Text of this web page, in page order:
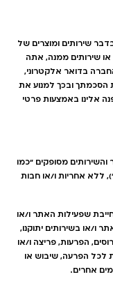
שירותים ומוצרים של
שירותים ממנה, אתה
בדואר אלקטרוני,
ובכך למנוע את
אלינו באמצעות פרטי
מסופקים "כמו
ללא אחריות ו/או חבות
שפעילות האתר ו/או
ו/או בשירותים יתוקנו,
הפרעות, פריצה ו/או
לכל הפרעה, שיבוש או
אחרים.